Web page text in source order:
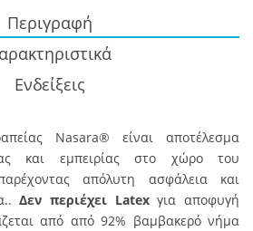
Περιγραφή
Ενδείξεις
Nasara® είναι αποτέλεσμα
και εμπειρίας στο χώρο του
απόλυτη ασφάλεια και
Δεν περιέχει Latexγια αποφυγή
από από 92% βαμβακερό νήμα